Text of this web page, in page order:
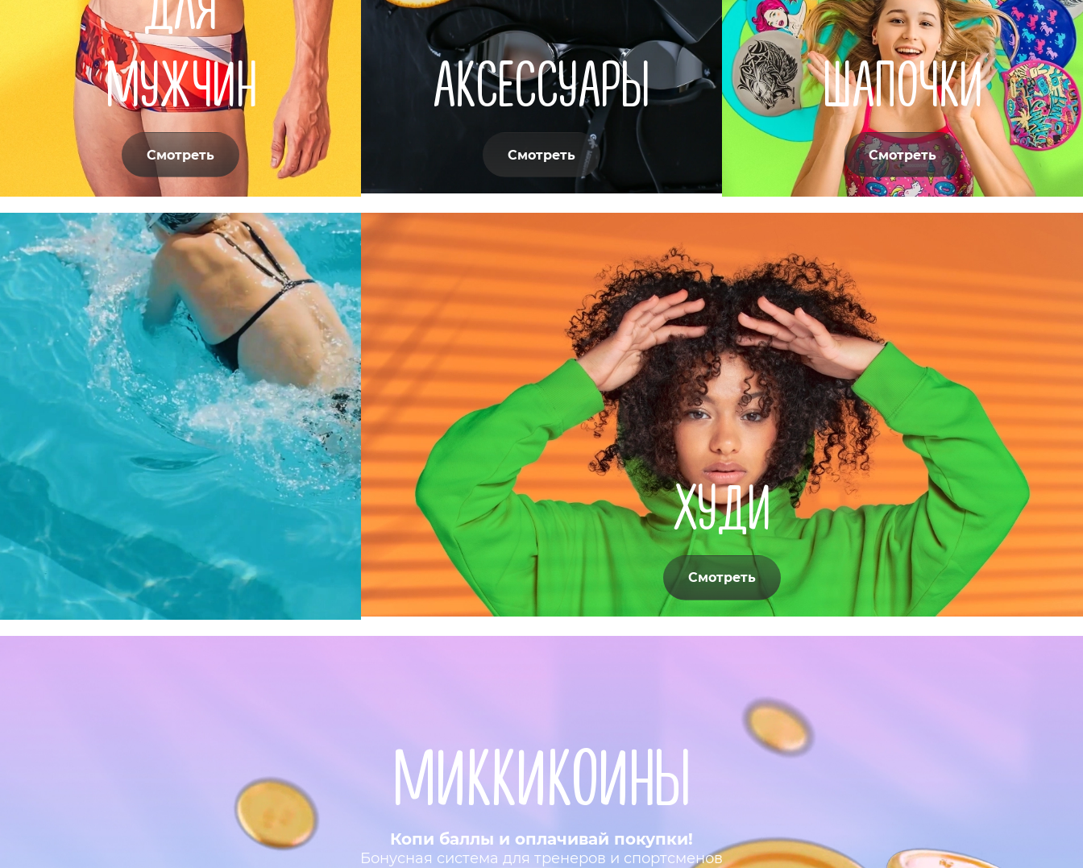
МУЖЧИН
Смотреть
АКСЕССУАРЫ
Смотреть
ШАПОЧКИ
Смотреть
ХУДИ
Смотреть
МИККИКОИНЫ
Копи баллы и оплачивай покупки!
Бонусная система для тренеров и спортсменов